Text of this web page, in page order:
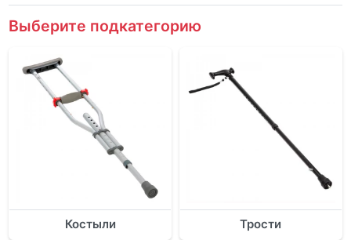
Выберите подкатегорию
Костыли Трости